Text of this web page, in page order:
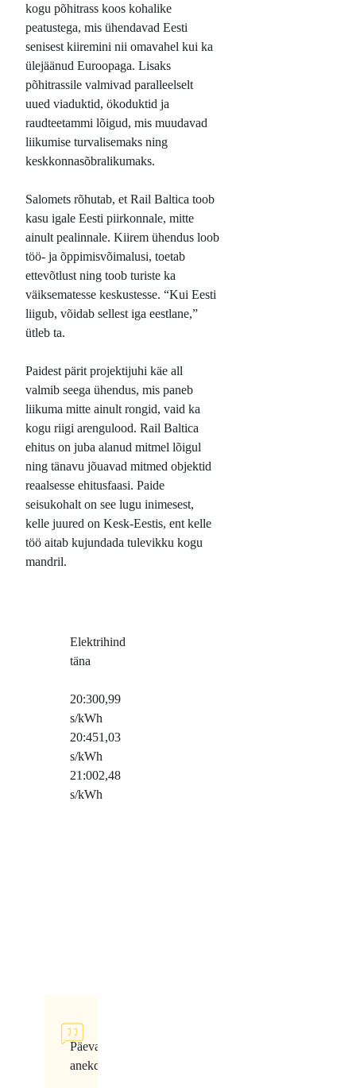
kogu põhitrass koos kohalike
peatustega, mis ühendavad Eesti
senisest kiiremini nii omavahel kui ka
ülejäänud Euroopaga. Lisaks
põhitrassile valmivad paralleelselt
uued viaduktid, ökoduktid ja
raudteetammi lõigud, mis muudavad
liikumise turvalisemaks ning
keskkonnasõbralikumaks.
Salomets rõhutab, et Rail Baltica toob
kasu igale Eesti piirkonnale, mitte
ainult pealinnale. Kiirem ühendus loob
töö- ja õppimisvõimalusi, toetab
ettevõtlust ning toob turiste ka
väiksematesse keskustesse. “Kui Eesti
liigub, võidab sellest iga eestlane,”
ütleb ta.
Paidest pärit projektijuhi käe all
valmib seega ühendus, mis paneb
liikuma mitte ainult rongid, vaid ka
kogu riigi arengulood. Rail Baltica
ehitus on juba alanud mitmel lõigul
ning tänavu jõuavad mitmed objektid
reaalsesse ehitusfaasi. Paide
seisukohalt on see lugu inimesest,
kelle juured on Kesk-Eestis, ent kelle
töö aitab kujundada tulevikku kogu
mandril.
Elektrihind
täna
20:300,99
s/kWh
20:451,03
s/kWh
21:002,48
s/kWh
Päeva
anekdoot